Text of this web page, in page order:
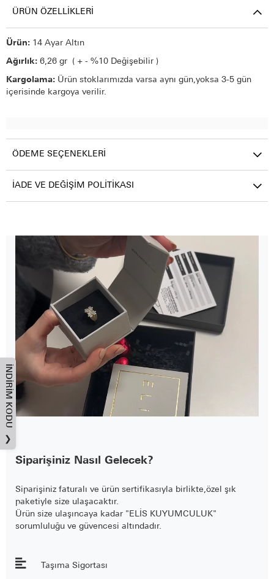
ÜRÜN ÖZELLIKLERI
Ürün: 14 Ayar Altın
Ağırlık: 6,26 gr ( + - %10 Değişebilir )
Kargolama: Ürün stoklarımızda varsa aynı gün,yoksa 3-5 gün
içerisinde kargoya verilir.
ÖDEME SEÇENEKLERI
İADE VE DEĞIŞIM POLITIKASI
Siparişiniz Nasıl Gelecek?
Siparişiniz faturalı ve ürün sertifikasıyla birlikte,özel şık
paketiyle size ulaşacaktır.
Ürün size ulaşıncaya kadar "ELİS KUYUMCULUK"
sorumluluğu ve güvencesi altındadır.
Taşıma Sigortası
İNDIRIM KODU
❯